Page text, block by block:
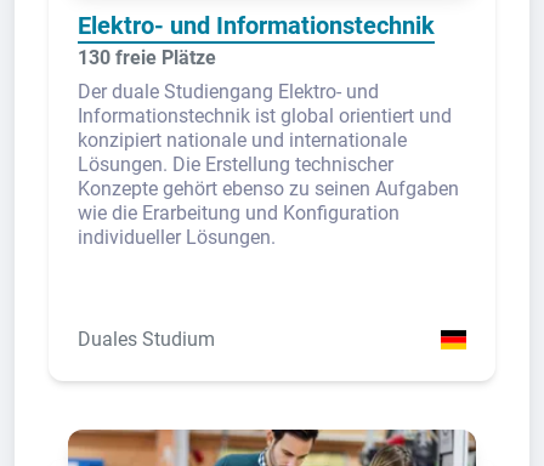
Elektro- und Informationstechnik
130 freie Plätze
Der duale Studiengang Elektro- und
Informationstechnik ist global orientiert und
konzipiert nationale und internationale
Lösungen. Die Erstellung technischer
Konzepte gehört ebenso zu seinen Aufgaben
wie die Erarbeitung und Konfiguration
individueller Lösungen.
Duales Studium